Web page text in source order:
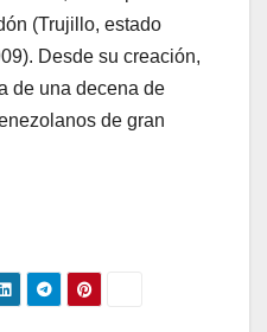
(Trujillo, estado
Desde su creación,
de una decena de
de gran